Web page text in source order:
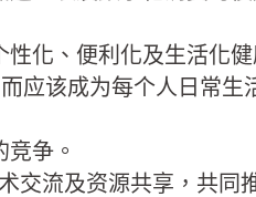
化、便利化及生活化健
应该成为每个人日常
争。
交流及资源共享，共同